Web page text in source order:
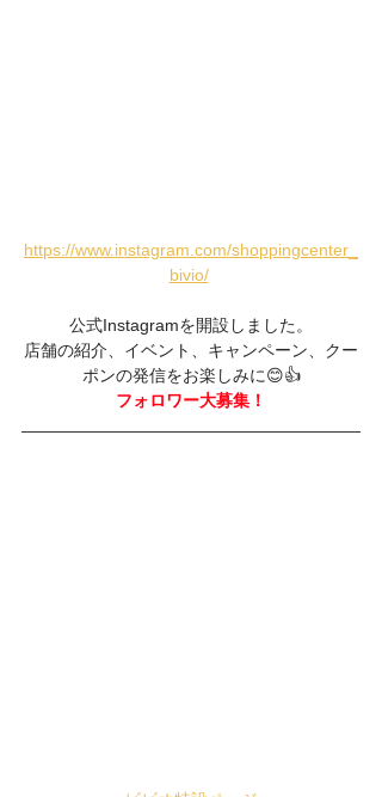
https://www.instagram.com/shoppingcenter_
bivio/
公式Instagramを開設しました。
店舗の紹介、イベント、キャンペーン、クー
ポンの発信をお楽しみに😊👍
フォロワー大募集！